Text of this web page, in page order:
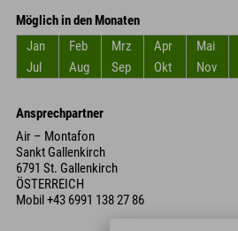
Möglich in den Monaten
Jan
Feb Mrz Apr Mai
Jul
Aug Sep Okt Nov
Ansprechpartner
Air – Montafon
Sankt Gallenkirch
6791 St. Gallenkirch
ÖSTERREICH
Mobil+43 6991 138 27 86